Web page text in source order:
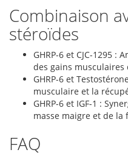
Combinaison
stéroïdes
GHRP-6 et CJC-1295 :
des gains musculaires
GHRP-6 et
musculaire et la
GHRP-6 et IGF-1 :
masse maigre et de la
FAQ